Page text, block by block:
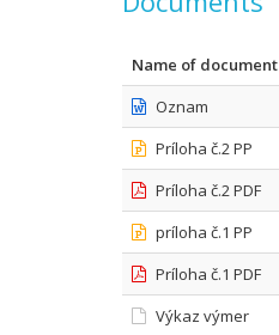
Name of document
Oznam
Príloha č.2 PP
Príloha č.2 PDF
príloha č.1 PP
Príloha č.1 PDF
Výkaz výmer